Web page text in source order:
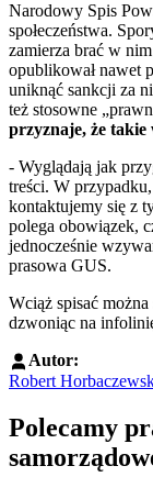
Narodowy Spis
społeczeństwa.
zamierza brać w
opublikował nawet
uniknąć sankcji za
też stosowne
przyznaje, że takie
- Wyglądają jak
treści. W
kontaktujemy się z
polega obowiązek,
jednocześnie
prasowa GUS.
Wciąż spisać
dzwoniąc na
Autor:
Robert
Polecamy